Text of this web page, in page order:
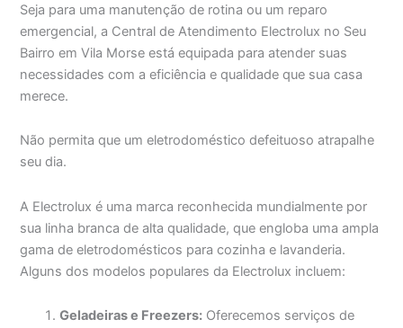
Seja para uma manutenção de rotina ou um reparo
emergencial, a Central de Atendimento Electrolux no Seu
Bairro em Vila Morse está equipada para atender suas
necessidades com a eficiência e qualidade que sua casa
merece.
Não permita que um eletrodoméstico defeituoso atrapalhe
seu dia.
A Electrolux é uma marca reconhecida mundialmente por
sua linha branca de alta qualidade, que engloba uma ampla
gama de eletrodomésticos para cozinha e lavanderia.
Alguns dos modelos populares da Electrolux incluem:
Geladeiras e Freezers: Oferecemos serviços de